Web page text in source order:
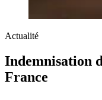
Actualité
Indemnisation
France